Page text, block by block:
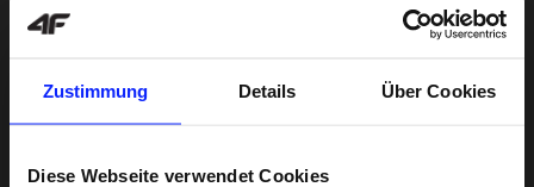
Zustimmung Details Über Cookies
Diese Webseite verwendet Cookies